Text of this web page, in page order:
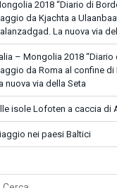
2018 “Diario di
da Kjachta a
La nuova via
– Mongolia 2018 “Diario
da Roma al confine di
nuova via della Seta
isole Lofoten a caccia di
nei paesi Baltici